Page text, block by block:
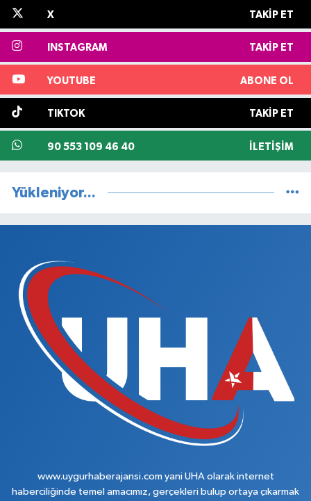
X TAKIP ET
INSTAGRAM TAKIP ET
YOUTUBE ABONE OL
TIKTOK TAKIP ET
90 553 109 46 40 İLETIŞIM
Yükleniyor...
www.uygurhaberajansi.com yani UHA olarak internet
haberciliğinde temel amacımız, gerçekleri bulup ortaya çıkarmak